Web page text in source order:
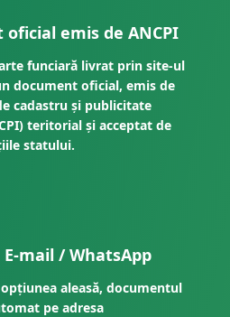
oficial emis de ANCPI
funciară livrat prin site-ul
document oficial, emis de
cadastru și publicitate
teritorial și acceptat de
statului.
mail / WhatsApp
aleasă, documentul
pe adresa